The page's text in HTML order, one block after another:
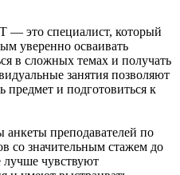
— это специалист, который
уверенно осваивать
в сложных темах и получать
занятия позволяют
предмет и подготовиться к
преподавателей по
со значительным стажем до
лучше чувствуют